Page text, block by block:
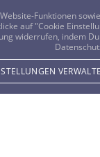
Funktionen
auf "Cookie
widerrufen, indem